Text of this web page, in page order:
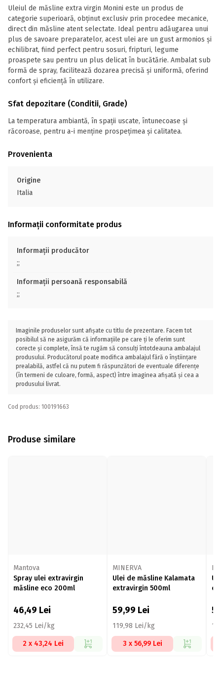
Uleiul de măsline extra virgin Monini este un produs de
categorie superioară, obținut exclusiv prin procedee mecanice,
direct din măsline atent selectate. Ideal pentru adăugarea unui
plus de savoare preparatelor, acest ulei are un gust armonios și
echilibrat, fiind perfect pentru sosuri, fripturi, legume
proaspete sau pentru un plus delicat în bucătărie. Ambalat sub
formă de spray, facilitează dozarea precisă și uniformă, oferind
confort și eficiență în utilizare.
Sfat depozitare (Conditii, Grade)
La temperatura ambiantă, în spații uscate, întunecoase și
răcoroase, pentru a-i menține prospețimea și calitatea.
Provenienta
Origine
Italia
Informații conformitate produs
Informații producător
;;
Informații persoană responsabilă
;;
Imaginile produselor sunt afișate cu titlu de prezentare. Facem tot
posibilul să ne asigurăm că informațiile pe care ți le oferim sunt
corecte și complete, însă te rugăm să consulți întotdeauna ambalajul
produsului. Producătorul poate modifica ambalajul fără o înștiințare
prealabilă, astfel că nu putem fi răspunzători de eventuale diferențe
(în termeni de culoare, formă, aspect) între imaginea afișată și cea a
produsului livrat.
Cod produs: 100191663
Produse similare
Mantova
Spray ulei extravirgin
măsline eco 200ml
46,49 Lei
232,45 Lei/kg
2 x 43,24 Lei
MINERVA
Ulei de măsline Kalamata
extravirgin 500ml
59,99 Lei
119,98 Lei/kg
3 x 56,99 Lei